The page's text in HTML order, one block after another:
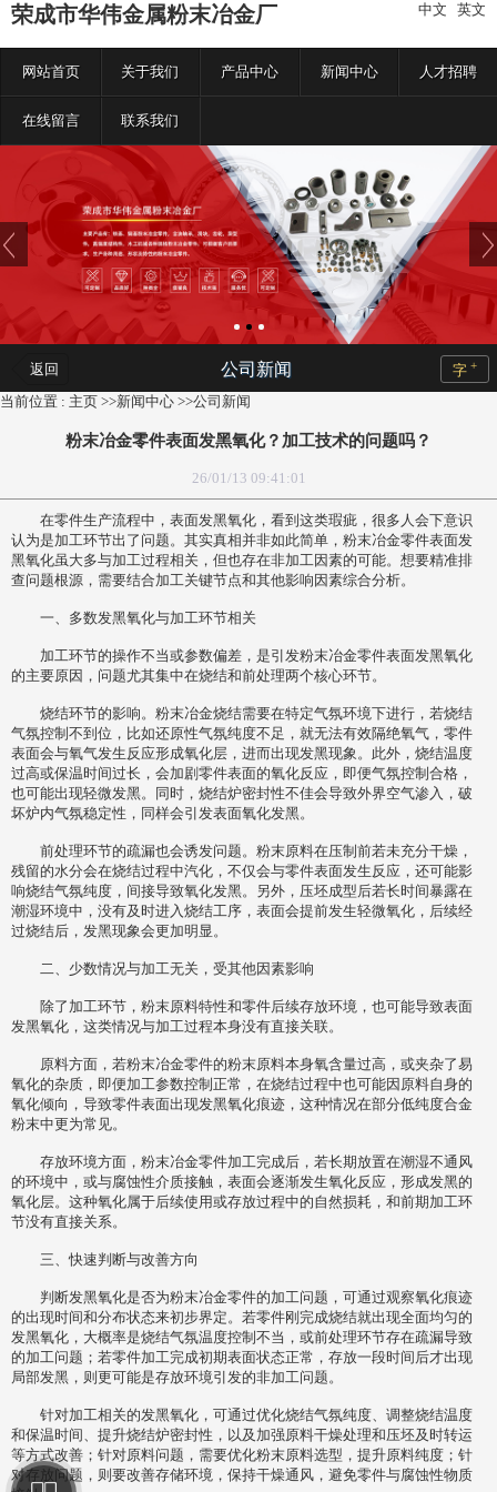
荣成市华伟金属粉末冶金厂 中文 英文
网站首页 关于我们 产品中心 新闻中心 人才招聘
在线留言 联系我们
返回 公司新闻 字 +
当前位置 : 主页 >>新闻中心 >>公司新闻
粉末冶金零件表面发黑氧化？加工技术的问题吗？
26/01/13 09:41:01
在零件生产流程中，表面发黑氧化，看到这类瑕疵，很多人会下意识
认为是加工环节出了问题。其实真相并非如此简单，粉末冶金零件表面发
黑氧化虽大多与加工过程相关，但也存在非加工因素的可能。想要精准排
查问题根源，需要结合加工关键节点和其他影响因素综合分析。
一、多数发黑氧化与加工环节相关
加工环节的操作不当或参数偏差，是引发粉末冶金零件表面发黑氧化
的主要原因，问题尤其集中在烧结和前处理两个核心环节。
烧结环节的影响。粉末冶金烧结需要在特定气氛环境下进行，若烧结
气氛控制不到位，比如还原性气氛纯度不足，就无法有效隔绝氧气，零件
表面会与氧气发生反应形成氧化层，进而出现发黑现象。此外，烧结温度
过高或保温时间过长，会加剧零件表面的氧化反应，即便气氛控制合格，
也可能出现轻微发黑。同时，烧结炉密封性不佳会导致外界空气渗入，破
坏炉内气氛稳定性，同样会引发表面氧化发黑。
前处理环节的疏漏也会诱发问题。粉末原料在压制前若未充分干燥，
残留的水分会在烧结过程中汽化，不仅会与零件表面发生反应，还可能影
响烧结气氛纯度，间接导致氧化发黑。另外，压坯成型后若长时间暴露在
潮湿环境中，没有及时进入烧结工序，表面会提前发生轻微氧化，后续经
过烧结后，发黑现象会更加明显。
二、少数情况与加工无关，受其他因素影响
除了加工环节，粉末原料特性和零件后续存放环境，也可能导致表面
发黑氧化，这类情况与加工过程本身没有直接关联。
原料方面，若粉末冶金零件的粉末原料本身氧含量过高，或夹杂了易
氧化的杂质，即便加工参数控制正常，在烧结过程中也可能因原料自身的
氧化倾向，导致零件表面出现发黑氧化痕迹，这种情况在部分低纯度合金
粉末中更为常见。
存放环境方面，粉末冶金零件加工完成后，若长期放置在潮湿不通风
的环境中，或与腐蚀性介质接触，表面会逐渐发生氧化反应，形成发黑的
氧化层。这种氧化属于后续使用或存放过程中的自然损耗，和前期加工环
节没有直接关系。
三、快速判断与改善方向
判断发黑氧化是否为粉末冶金零件的加工问题，可通过观察氧化痕迹
的出现时间和分布状态来初步界定。若零件刚完成烧结就出现全面均匀的
发黑氧化，大概率是烧结气氛温度控制不当，或前处理环节存在疏漏导致
的加工问题；若零件加工完成初期表面状态正常，存放一段时间后才出现
局部发黑，则更可能是存放环境引发的非加工问题。
针对加工相关的发黑氧化，可通过优化烧结气氛纯度、调整烧结温度
和保温时间、提升烧结炉密封性，以及加强原料干燥处理和压坯及时转运
等方式改善；针对原料问题，需要优化粉末原料选型，提升原料纯度；针
对存放问题，则要改善存储环境，保持干燥通风，避免零件与腐蚀性物质